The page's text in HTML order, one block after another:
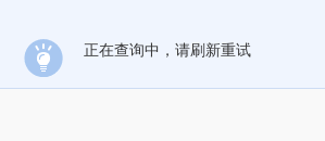
正在查询中，请刷新重试